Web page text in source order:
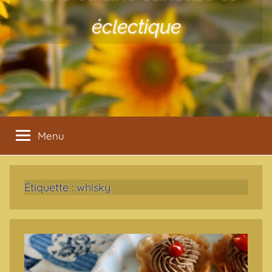
éclectique
Menu
Étiquette : whisky